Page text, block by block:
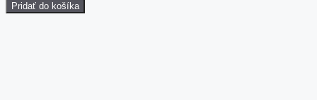
Japanese
Pridať do košíka